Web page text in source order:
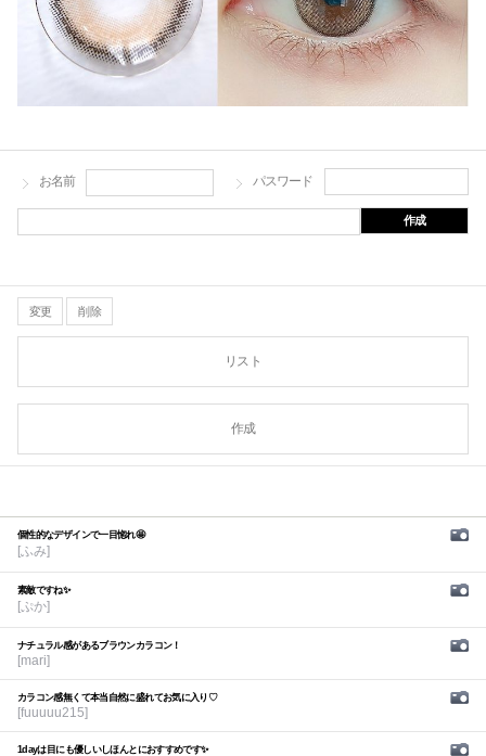
お名前 パスワード
作成
変更 削除
リスト
作成
個性的なデザインで一目惚れ🤩
[ふみ]
素敵ですね✨
[ぷか]
ナチュラル感があるブラウンカラコン！
[mari]
カラコン感無くて本当自然に盛れてお気に入り♡
[fuuuuu215]
1dayは目にも優しいしほんとにおすすめです✨